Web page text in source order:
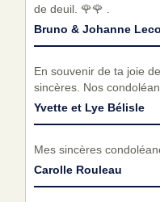
de deuil. 🌹🌹 .
Bruno & Johanne
En souvenir de ta joie
sincères. Nos
Yvette et Lye Bélisle
Mes sincères
Carolle Rouleau